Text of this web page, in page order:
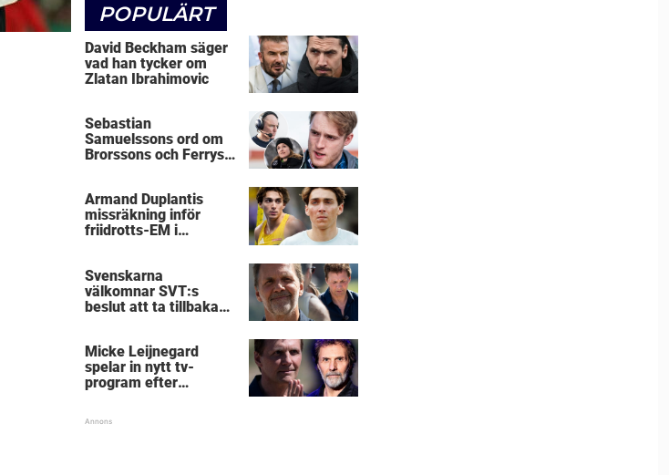
POPULÄRT
David Beckham säger
vad han tycker om
Zlatan Ibrahimovic
Sebastian
Samuelssons ord om
Brorssons och Ferrys
Armand Duplantis
missräkning inför
friidrotts-EM i
Svenskarna
välkomnar SVT:s
beslut att ta tillbaka
Micke Leijnegard
spelar in nytt tv-
program efter